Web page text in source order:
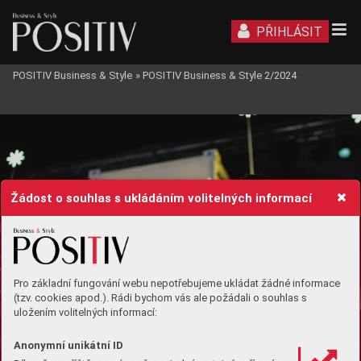
Žádost o souhlas s ukládáním volitelných informací
Pro základní fungování webu nepotřebujeme ukládat žádné informace
(tzv. cookies apod.). Rádi bychom vás ale požádali o souhlas s
uložením volitelných informací:
Anonymní unikátní ID
PŘIHLÁSIT
POSITIV Business & Style » POSITIV Business & Style 2/2024